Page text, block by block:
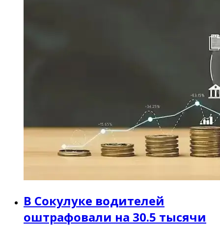
В Сокулуке водителей
оштрафовали на 30.5 тысячи